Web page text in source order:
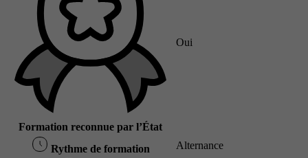
Formation reconnue par l’État
Oui
Rythme de formation Alternance